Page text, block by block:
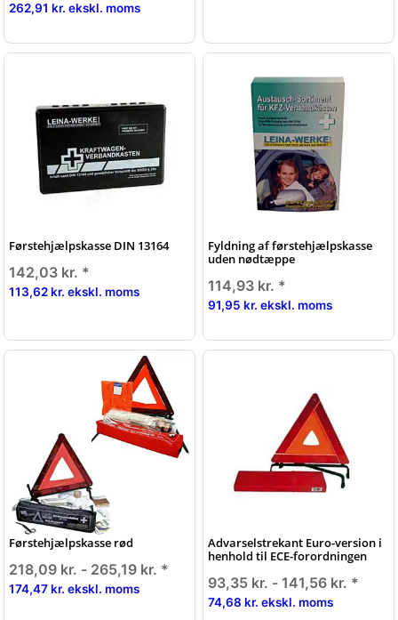
262,91 kr. ekskl. moms
Førstehjælpskasse DIN 13164
142,03 kr. *
113,62 kr. ekskl. moms
Fyldning af førstehjælpskasse
uden nødtæppe
114,93 kr. *
91,95 kr. ekskl. moms
Førstehjælpskasse rød
218,09 kr. - 265,19 kr. *
174,47 kr. ekskl. moms
Advarselstrekant Euro-version i
henhold til ECE-forordningen
93,35 kr. - 141,56 kr. *
74,68 kr. ekskl. moms